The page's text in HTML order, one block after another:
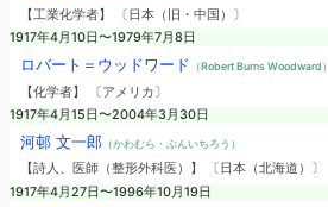
【工業化学者】 〔日本（旧・中国）〕
1917年4月10日〜1979年7月8日
ロバート＝ウッドワード （Robert Burns Woodward）
【化学者】 〔アメリカ〕
1917年4月15日〜2004年3月30日
河邨 文一郎（かわむら・ぶんいちろう）
【詩人、医師（整形外科医）】 〔日本（北海道）〕
1917年4月27日〜1996年10月19日